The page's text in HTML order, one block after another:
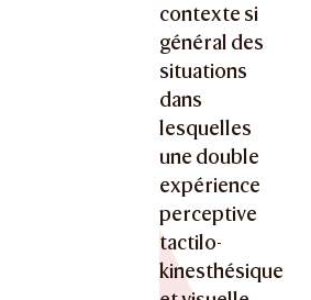
contexte si
général des
situations
dans
lesquelles
une double
expérience
perceptive
tactilo-
kinesthésique